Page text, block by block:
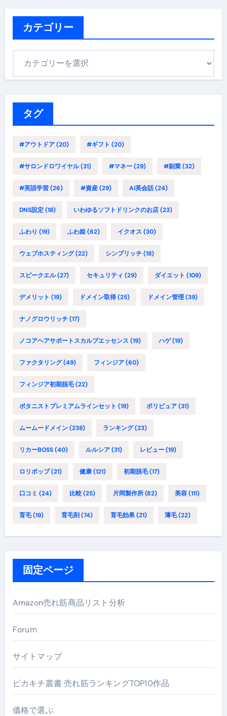
カテゴリー
タグ
#アウトドア(20) #ギフト (20)
#サロンドロワイヤル(31) #マネー(29) #副業(32)
#英語学習(26) #資産(29) AI英会話(24)
DNS設定(18) いわゆるソフトドリンクのお店(23)
ふわり (19) ふわ姫(62) イクオス (30)
ウェブホスティング(22) シンプリッチ(18)
スピークエル(27) セキュリティ (29) ダイエット (109)
デメリット (19) ドメイン取得(25) ドメイン管理(39)
ナノグロウリッチ(17)
ノコアヘアサポートスカルプエッセンス (19) ハゲ(19)
ファクタリング(49) フィンジア(60)
フィンジア初期脱毛(22)
ボタニストプレミアムラインセット (19) ポリピュア(31)
ムームードメイン(238) ランキング(23)
リカーBOSS(40) ルルシア(31) レビュー(19)
ロリポップ(21) 健康(121) 初期脱毛(17)
口コミ (24) 比較(25) 片岡製作所(82) 美容(111)
育毛(19) 育毛剤(74) 育毛効果(21) 薄毛(22)
固定ページ
Amazon売れ筋商品リスト分析
Forum
サイトマップ
ピカキチ叢書 売れ筋ランキングTOP10作品
価格で選ぶ